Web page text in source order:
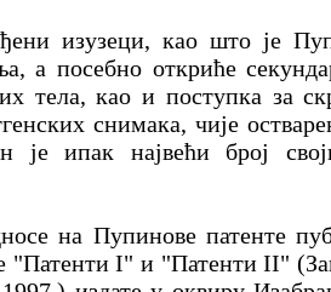
изузеци, као што је
а посебно откриће
тела, као и поступка за
снимака, чије
је ипак највећи број
на Пупинове патенте
"Патенти I" и "Патенти II"